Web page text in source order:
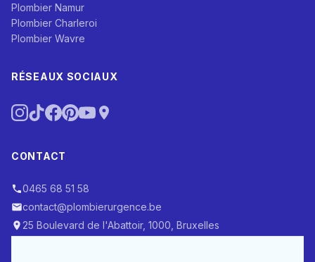
Plombier Namur
Plombier Charleroi
Plombier Wavre
RÉSEAUX SOCIAUX
CONTACT
0465 68 51 58
contact@plombierurgence.be
25 Boulevard de l'Abattoir, 1000, Bruxelles